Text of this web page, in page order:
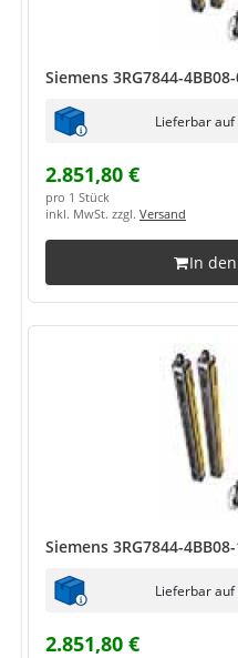
Siemens 3RG7844-4BB08-
Lieferbar
2.851,80 €
pro 1 Stück
inkl. MwSt. zzgl. Versand
In
Siemens 3RG7844-4BB08-
Lieferbar
2.851,80 €